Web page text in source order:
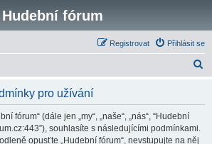
Hudební fórum
Přihlásit se
Registrovat
pro užívání
fórum“ (dále jen „my“, „naše“, „nás“, “Hudební
souhlasíte s následujícími podmínkami.
opusťte „Hudební fórum“, nevstupujte na něj